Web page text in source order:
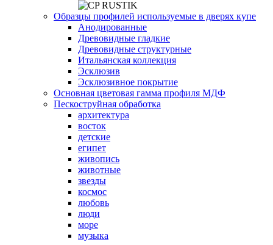
Образцы профилей используемые в дверях купе
Анодированные
Древовидные гладкие
Древовидные структурные
Итальянская коллекция
Эсклюзив
Эсклюзивное покрытие
Основная цветовая гамма профиля МДФ
Пескоструйная обработка
архитектура
восток
детские
египет
живопись
животные
звезды
космос
любовь
люди
море
музыка